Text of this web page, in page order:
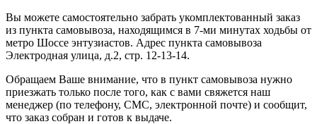
Вы можете самостоятельно забрать укомплектованный заказ
из пункта самовывоза, находящимся в 7-ми минутах ходьбы от
метро Шоссе энтузиастов. Адрес пункта самовывоза
Электродная улица, д.2, стр. 12-13-14.
Обращаем Ваше внимание, что в пункт самовывоза нужно
приезжать только после того, как с вами свяжется наш
менеджер (по телефону, СМС, электронной почте) и сообщит,
что заказ собран и готов к выдаче.